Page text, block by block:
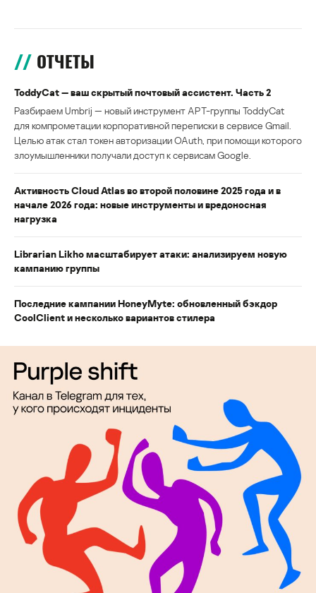
ОТЧЕТЫ
ToddyCat — ваш скрытый почтовый ассистент. Часть 2
Разбираем Umbrij — новый инструмент APT-группы ToddyCat
для компрометации корпоративной переписки в сервисе Gmail.
Целью атак стал токен авторизации OAuth, при помощи которого
злоумышленники получали доступ к сервисам Google.
Активность Cloud Atlas во второй половине 2025 года и в
начале 2026 года: новые инструменты и вредоносная
нагрузка
Librarian Likho масштабирует атаки: анализируем новую
кампанию группы
Последние кампании HoneyMyte: обновленный бэкдор
CoolClient и несколько вариантов стилера